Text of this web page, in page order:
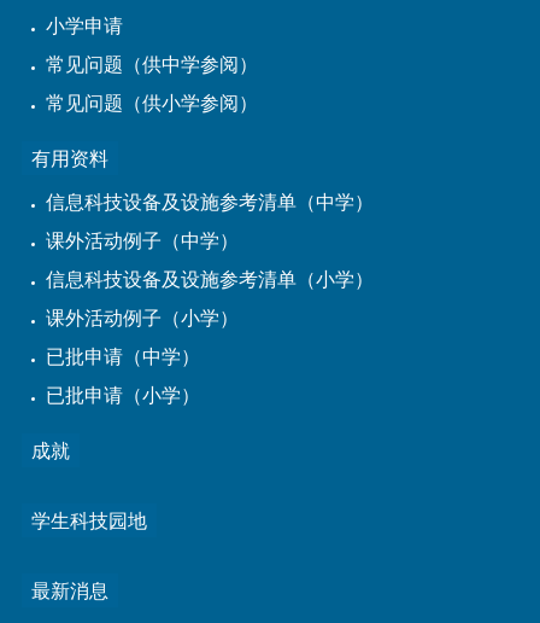
小学申请
常见问题（供中学参阅）
常见问题（供小学参阅）
有用资料
信息科技设备及设施参考清单（中学）
课外活动例子（中学）
信息科技设备及设施参考清单（小学）
课外活动例子（小学）
已批申请（中学）
已批申请（小学）
成就
学生科技园地
最新消息